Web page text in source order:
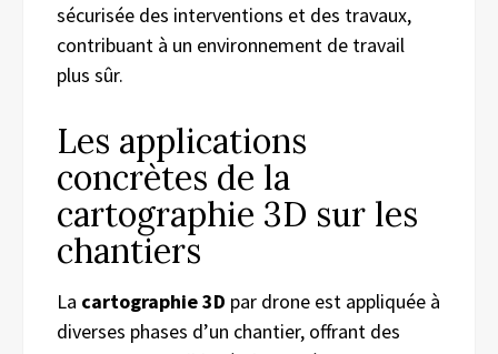
sécurisée des interventions et des travaux,
contribuant à un environnement de travail
plus sûr.
Les applications
concrètes de la
cartographie 3D sur les
chantiers
La cartographie 3D par drone est appliquée à
diverses phases d’un chantier, offrant des